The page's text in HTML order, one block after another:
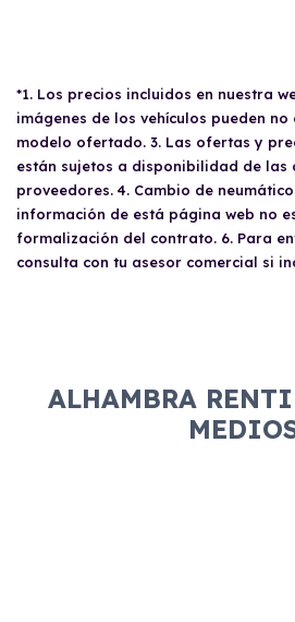
*1. Los precios incluidos en nuestra
imágenes de los vehículos pueden
modelo ofertado. 3. Las ofertas y
están sujetos a disponibilidad de las
proveedores. 4. Cambio de
información de está página web no
formalización del contrato. 6. Para
consulta con tu asesor comercial si
ALHAMBRA